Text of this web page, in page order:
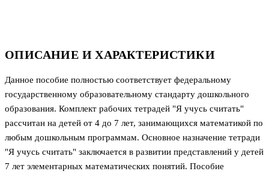
ОПИСАНИЕ И ХАРАКТЕРИСТИКИ
Данное пособие полностью соответствует федеральному
государственному образовательному стандарту дошкольного
образования. Комплект рабочих тетрадей "Я учусь считать"
рассчитан на детей от 4 до 7 лет, занимающихся математикой по
любым дошкольным программам. Основное назначение тетради
"Я учусь считать" заключается в развитии представлений у детей
7 лет элементарных математических понятий. Пособие